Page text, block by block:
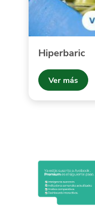
Hiperbaric
Ver más